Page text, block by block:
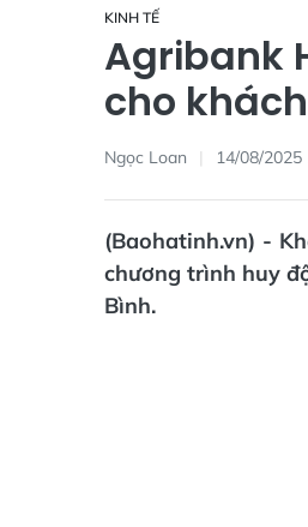
KINH TẾ
Agribank
cho
Ngọc Loan 14/08/2025
(Baohatinh.vn) -
chương trình huy
Bình.